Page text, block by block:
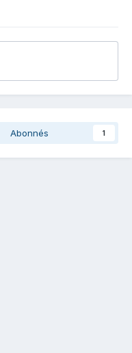
Abonnés 1